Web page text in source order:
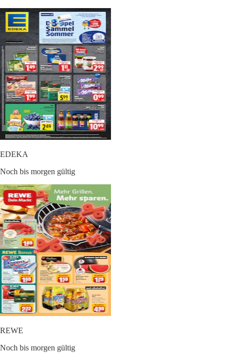
EDEKA
Noch bis morgen gültig
REWE
Noch bis morgen gültig